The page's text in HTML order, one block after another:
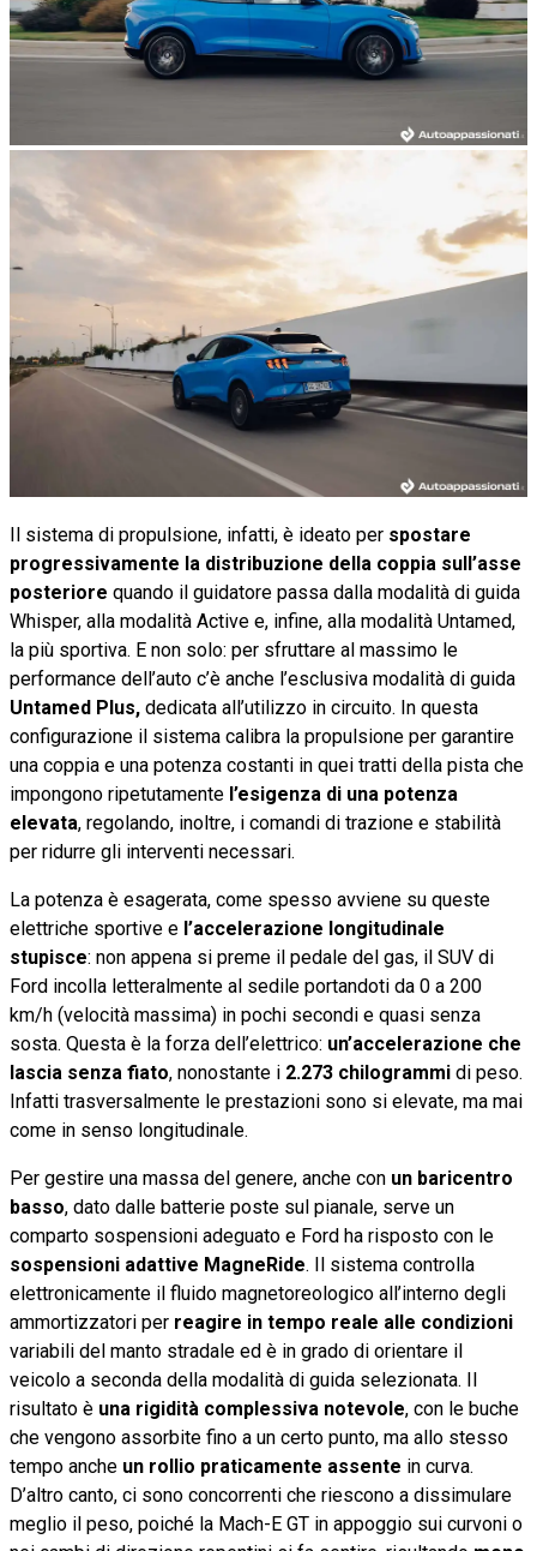
Il sistema di propulsione, infatti, è ideato per spostare
progressivamente la distribuzione della coppia sull’asse
posteriore quando il guidatore passa dalla modalità di guida
Whisper, alla modalità Active e, infine, alla modalità Untamed,
la più sportiva. E non solo: per sfruttare al massimo le
performance dell’auto c’è anche l’esclusiva modalità di guida
Untamed Plus, dedicata all’utilizzo in circuito. In questa
configurazione il sistema calibra la propulsione per garantire
una coppia e una potenza costanti in quei tratti della pista che
impongono ripetutamente l’esigenza di una potenza
elevata, regolando, inoltre, i comandi di trazione e stabilità
per ridurre gli interventi necessari.
La potenza è esagerata, come spesso avviene su queste
elettriche sportive e l’accelerazione longitudinale
stupisce: non appena si preme il pedale del gas, il SUV di
Ford incolla letteralmente al sedile portandoti da 0 a 200
km/h (velocità massima) in pochi secondi e quasi senza
sosta. Questa è la forza dell’elettrico: un’accelerazione che
lascia senza fiato, nonostante i 2.273 chilogrammi di peso.
Infatti trasversalmente le prestazioni sono si elevate, ma mai
come in senso longitudinale.
Per gestire una massa del genere, anche con un baricentro
basso, dato dalle batterie poste sul pianale, serve un
comparto sospensioni adeguato e Ford ha risposto con le
sospensioni adattive MagneRide. Il sistema controlla
elettronicamente il fluido magnetoreologico all’interno degli
ammortizzatori per reagire in tempo reale alle condizioni
variabili del manto stradale ed è in grado di orientare il
veicolo a seconda della modalità di guida selezionata. Il
risultato è una rigidità complessiva notevole, con le buche
che vengono assorbite fino a un certo punto, ma allo stesso
tempo anche un rollio praticamente assente in curva.
D’altro canto, ci sono concorrenti che riescono a dissimulare
meglio il peso, poiché la Mach-E GT in appoggio sui curvoni o